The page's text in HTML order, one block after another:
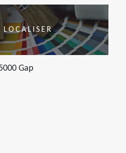
LOCALISER
Gap